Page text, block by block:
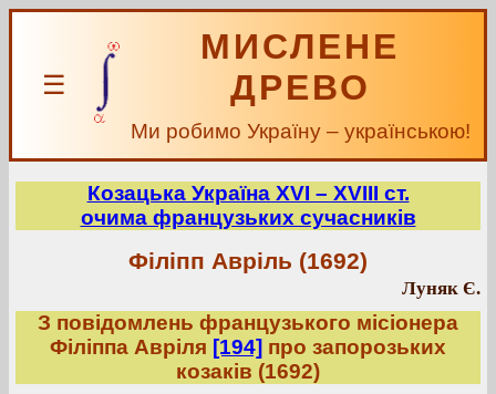
☰
МИСЛЕНЕ
ДРЕВО
Ми робимо Україну – українською!
Козацька Україна ХVІ – ХVІІІ ст.
очима французьких сучасників
Філіпп Авріль (1692)
Луняк Є.
З повідомлень французького місіонера
Філіппа Авріля [194] про запорозьких
козаків (1692)